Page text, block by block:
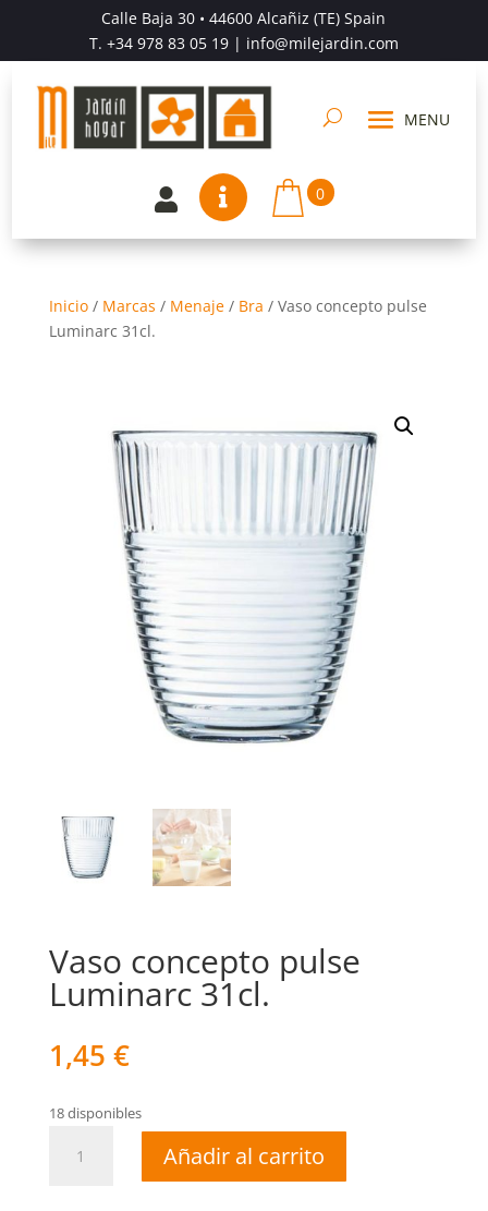
Calle Baja 30 • 44600 Alcañiz (TE) Spain
T. +34 978 83 05 19| info@milejardin.com
  0
Inicio/ Marcas / Menaje/ Bra / Vaso concepto pulse
Luminarc 31cl.
Vaso concepto pulse
Luminarc 31cl.
1,45 €
18 disponibles
concepto
Añadir al carrito